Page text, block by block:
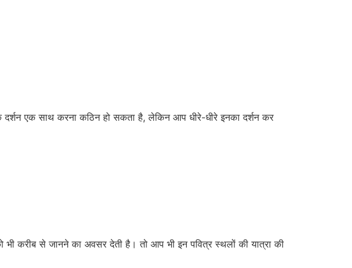
दर्शन एक साथ करना कठिन हो सकता है, लेकिन आप धीरे-धीरे इनका दर्शन कर
भी करीब से जानने का अवसर देती है। तो आप भी इन पवित्र स्थलों की यात्रा की